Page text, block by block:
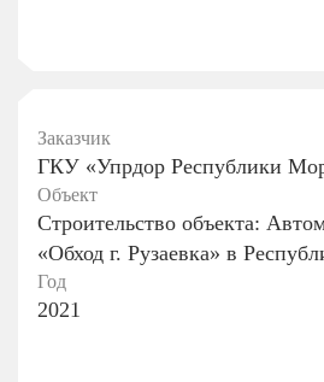
Заказчик
ГКУ «Упрдор Республики
Объект
Строительство объекта:
«Обход г. Рузаевка» в
Год
2021